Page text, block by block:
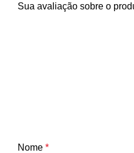
Sua avaliação sobre o
Nome *